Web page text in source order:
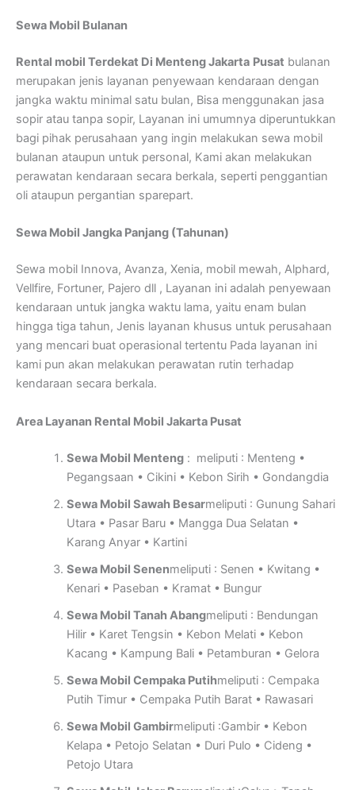
Sewa Mobil Bulanan
Rental mobil Terdekat Di Menteng Jakarta Pusat bulanan
merupakan jenis layanan penyewaan kendaraan dengan
jangka waktu minimal satu bulan, Bisa menggunakan jasa
sopir atau tanpa sopir, Layanan ini umumnya diperuntukkan
bagi pihak perusahaan yang ingin melakukan sewa mobil
bulanan ataupun untuk personal, Kami akan melakukan
perawatan kendaraan secara berkala, seperti penggantian
oli ataupun pergantian sparepart.
Sewa Mobil Jangka Panjang (Tahunan)
Sewa mobil Innova, Avanza, Xenia, mobil mewah, Alphard,
Vellfire, Fortuner, Pajero dll , Layanan ini adalah penyewaan
kendaraan untuk jangka waktu lama, yaitu enam bulan
hingga tiga tahun, Jenis layanan khusus untuk perusahaan
yang mencari buat operasional tertentu Pada layanan ini
kami pun akan melakukan perawatan rutin terhadap
kendaraan secara berkala.
Area Layanan Rental Mobil Jakarta Pusat
Sewa Mobil Menteng: meliputi : Menteng •
Pegangsaan • Cikini • Kebon Sirih • Gondangdia
Sewa Mobil Sawah Besarmeliputi : Gunung Sahari
Utara • Pasar Baru • Mangga Dua Selatan •
Karang Anyar • Kartini
Sewa Mobil Senenmeliputi : Senen • Kwitang •
Kenari • Paseban • Kramat • Bungur
Sewa Mobil Tanah Abangmeliputi : Bendungan
Hilir • Karet Tengsin • Kebon Melati • Kebon
Kacang • Kampung Bali • Petamburan • Gelora
Sewa Mobil Cempaka Putihmeliputi : Cempaka
Putih Timur • Cempaka Putih Barat • Rawasari
Sewa Mobil Gambirmeliputi :Gambir • Kebon
Kelapa • Petojo Selatan • Duri Pulo • Cideng •
Petojo Utara